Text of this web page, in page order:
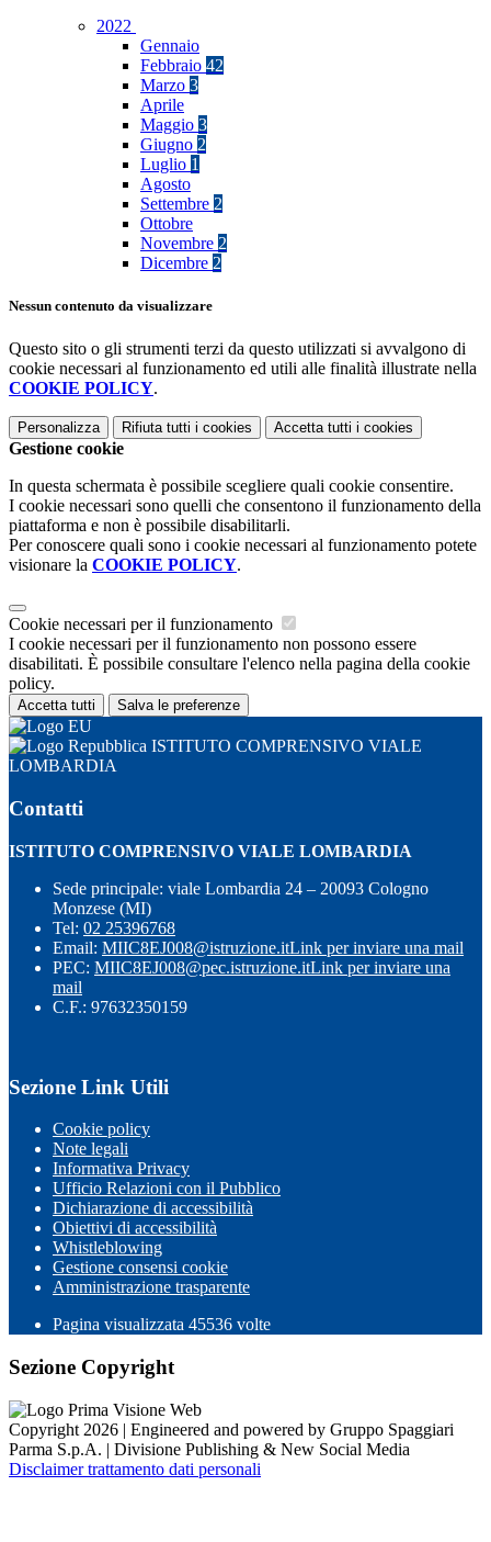
2022
Gennaio
Febbraio 42
Marzo 3
Aprile
Maggio 3
Giugno 2
Luglio 1
Agosto
Settembre 2
Ottobre
Novembre 2
Dicembre 2
Nessun contenuto da visualizzare
Questo sito o gli strumenti terzi da questo utilizzati si avvalgono di
cookie necessari al funzionamento ed utili alle finalità illustrate nella
COOKIE POLICY.
Personalizza Rifiuta tutti i cookies Accetta tutti i cookies
Gestione cookie
In questa schermata è possibile scegliere quali cookie consentire.
I cookie necessari sono quelli che consentono il funzionamento della
piattaforma e non è possibile disabilitarli.
Per conoscere quali sono i cookie necessari al funzionamento potete
visionare la COOKIE POLICY.
Cookie necessari per il funzionamento
I cookie necessari per il funzionamento non possono essere
disabilitati. È possibile consultare l'elenco nella pagina della cookie
policy.
Accetta tutti Salva le preferenze
ISTITUTO COMPRENSIVO VIALE
LOMBARDIA
Contatti
ISTITUTO COMPRENSIVO VIALE LOMBARDIA
Sede principale: viale Lombardia 24 – 20093 Cologno
Monzese (MI)
Tel: 02 25396768
Email: MIIC8EJ008@istruzione.itLink per inviare una mail
PEC: MIIC8EJ008@pec.istruzione.itLink per inviare una
mail
C.F.: 97632350159
Sezione Link Utili
Cookie policy
Note legali
Informativa Privacy
Ufficio Relazioni con il Pubblico
Dichiarazione di accessibilità
Obiettivi di accessibilità
Whistleblowing
Gestione consensi cookie
Amministrazione trasparente
Pagina visualizzata 45536 volte
Sezione Copyright
Copyright 2026 | Engineered and powered by Gruppo Spaggiari
Parma S.p.A. | Divisione Publishing & New Social Media
Disclaimer trattamento dati personali